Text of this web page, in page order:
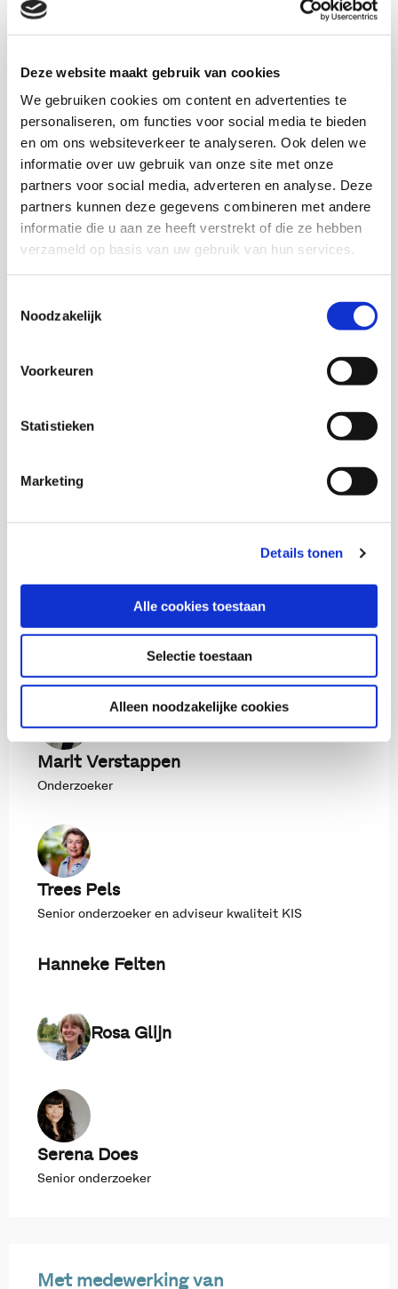
Deze website maakt gebruik van cookies
We gebruiken cookies om content en advertenties te
personaliseren, om functies voor social media te bieden
en om ons websiteverkeer te analyseren. Ook delen we
informatie over uw gebruik van onze site met onze
partners voor social media, adverteren en analyse. Deze
partners kunnen deze gegevens combineren met andere
informatie die u aan ze heeft verstrekt of die ze hebben
verzameld op basis van uw gebruik van hun services.
Noodzakelijk
Voorkeuren
Statistieken
Marketing
Details tonen
Alle cookies toestaan
Selectie toestaan
Alleen noodzakelijke cookies
ongelijkheid, hoewel er impliciet wel wordt verwezen
achtergrond en hun benadeling op basis hiervan.
Beleidsimplicaties
Het door ons opgestelde analysekader kan
beleidsmakers ondersteunen die zich buigen over de
preventie en aanpak van cumulatie van sociale
ongelijkheid. Rekening houden met de cumulatie van
ongelijkheid in beleidsvorming is cruciaal voor het
effectief aanpakken van ongelijkheid. Als
beleidsmakers geen rekening houden met de manieren
waarop ongelijkheid zich op verschillende manieren
kan ophopen en versterken, zullen beleidsmaatregelen
bestrijden ervan.
978-94-6409-339-1
2025
Onderzoekers
Marit Verstappen
Onderzoeker
Trees Pels
Senior onderzoeker en adviseur kwaliteit KIS
Hanneke Felten
Rosa Glijn
Serena Does
Senior onderzoeker
Met medewerking van